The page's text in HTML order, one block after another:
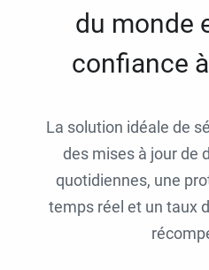
du monde
confiance
La solution idéale de
des mises à jour de
quotidiennes, une
temps réel et un taux